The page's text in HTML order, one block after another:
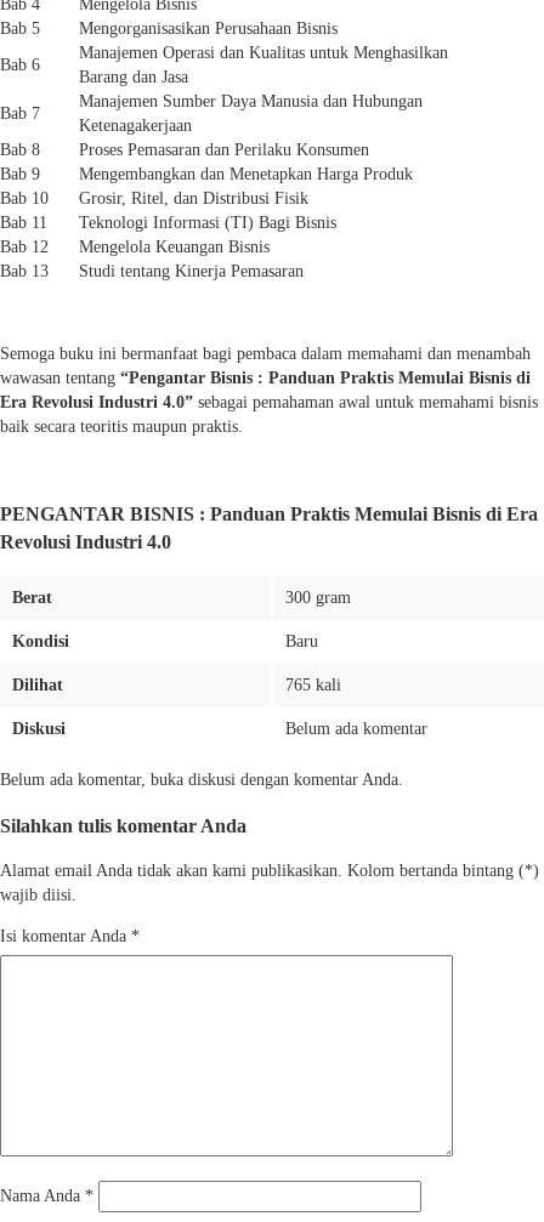
Bab 4
Mengelola Bisnis
Bab 5
Mengorganisasikan Perusahaan Bisnis
Bab 6
Manajemen Operasi dan Kualitas untuk Menghasilkan
Barang dan Jasa
Bab 7
Manajemen Sumber Daya Manusia dan Hubungan
Ketenagakerjaan
Bab 8
Proses Pemasaran dan Perilaku Konsumen
Bab 9
Mengembangkan dan Menetapkan Harga Produk
Bab 10
Grosir, Ritel, dan Distribusi Fisik
Bab 11
Teknologi Informasi (TI) Bagi Bisnis
Bab 12
Mengelola Keuangan Bisnis
Bab 13
Studi tentang Kinerja Pemasaran
Semoga buku ini bermanfaat bagi pembaca dalam memahami dan menambah
wawasan tentang “Pengantar Bisnis : Panduan Praktis Memulai Bisnis di
Era Revolusi Industri 4.0” sebagai pemahaman awal untuk memahami bisnis
baik secara teoritis maupun praktis.
PENGANTAR BISNIS : Panduan Praktis Memulai Bisnis di Era
Revolusi Industri 4.0
Berat 300 gram
Kondisi Baru
Dilihat 765 kali
Diskusi Belum ada komentar
Belum ada komentar, buka diskusi dengan komentar Anda.
Silahkan tulis komentar Anda
Alamat email Anda tidak akan kami publikasikan. Kolom bertanda bintang (*)
wajib diisi.
Isi komentar Anda *
Nama Anda *